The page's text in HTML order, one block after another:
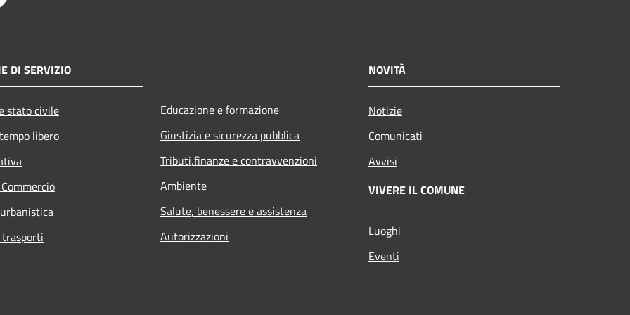
DI SERVIZIO
stato civile
libero
Educazione e formazione
Giustizia e sicurezza pubblica
Tributi,finanze e contravvenzioni
Ambiente
Salute, benessere e assistenza
Autorizzazioni
NOVITÀ
Notizie
Comunicati
Avvisi
VIVERE IL COMUNE
Luoghi
Eventi